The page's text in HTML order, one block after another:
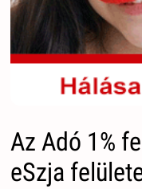
Az Adó 1%
eSzja